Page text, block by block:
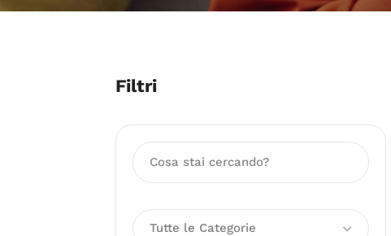
Filtri
Tutte le Categorie